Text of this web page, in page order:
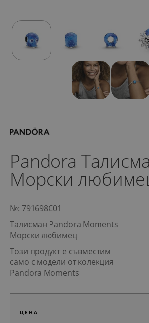
Pandora
Морски
№: 791698C01
Талисман Pandora Moments
Морски любимец
Този продукт е съвместим
само с модели от колекция
Pandora Moments
ЦЕНА